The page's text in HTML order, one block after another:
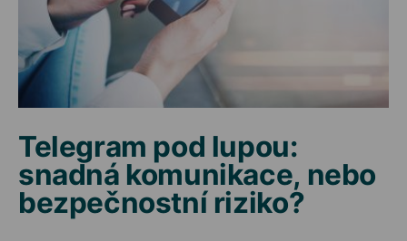
Telegram pod lupou:
snadná komunikace, nebo
bezpečnostní riziko?